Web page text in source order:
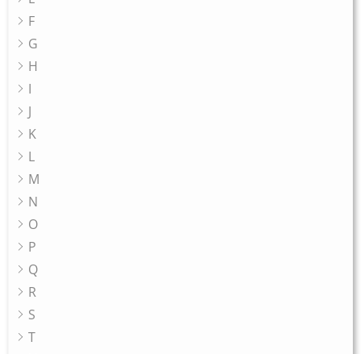
F
G
H
I
J
K
L
M
N
O
P
Q
R
S
T